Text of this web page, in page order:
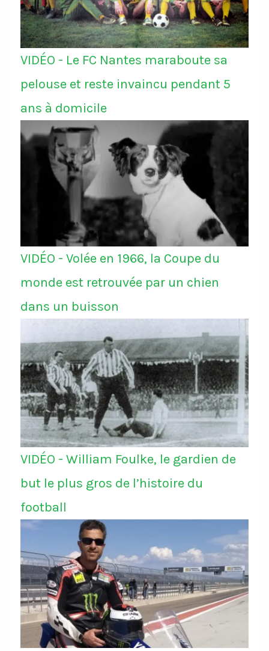
VIDÉO - Le FC Nantes maraboute sa
pelouse et reste invaincu pendant 5
ans à domicile
VIDÉO - Volée en 1966, la Coupe du
monde est retrouvée par un chien
dans un buisson
VIDÉO - William Foulke, le gardien de
but le plus gros de l’histoire du
football